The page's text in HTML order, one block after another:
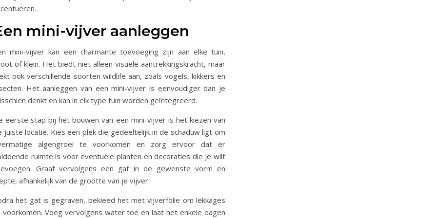
mini-vijver aanleggen
mini-vijver kan een charmante toevoeging zijn aan elke tuin,
of klein. Het biedt niet alleen visuele aantrekkingskracht, maar
ook verschillende soorten wildlife aan, zoals vogels, kikkers en
Het aanleggen van een mini-vijver is eenvoudiger dan je
denkt en kan in elk type tuin worden geïntegreerd.
eerste stap bij het bouwen van een mini-vijver is het kiezen van
juiste locatie. Kies een plek die gedeeltelijk in de schaduw ligt om
algengroei te voorkomen en zorg ervoor dat er
ruimte is voor eventuele planten en decoraties die je wilt
Graaf vervolgens een gat in de gewenste vorm en
afhankelijk van de grootte van je vijver.
het gat is gegraven, bekleed het met vijverfolie om lekkages
voorkomen. Voeg vervolgens water toe en laat het enkele dagen